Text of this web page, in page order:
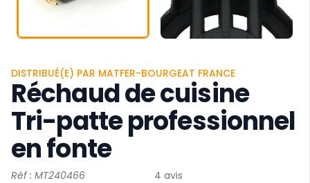
DISTRIBUÉ(E) PAR MATFER-BOURGEAT FRANCE
Réchaud de cuisine
Tri-patte professionnel
en fonte
Réf : MT240466 4 avis